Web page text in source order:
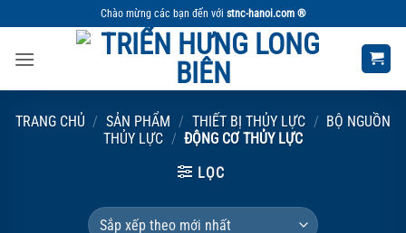
qua
nội
Chào mừng các bạn đến với stnc-hanoi.com ®
TRANG CHỦ / SẢN PHẨM / THIẾT BỊ THỦY LỰC / BỘ NGUỒN
THỦY LỰC / ĐỘNG CƠ THỦY LỰC
LỌC